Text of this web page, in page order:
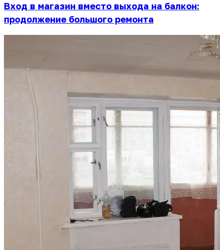
Вход в магазин вместо выхода на балкон:
продолжение большого ремонта